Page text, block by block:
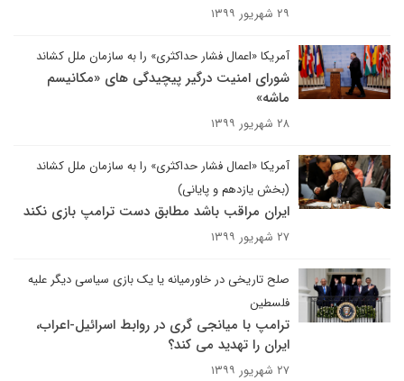
۲۹ شهریور ۱۳۹۹
آمریکا «اعمال فشار حداکثری» را به سازمان ملل کشاند
شورای امنیت درگیر پیچیدگی های «مکانیسم
ماشه»
۲۸ شهریور ۱۳۹۹
آمریکا «اعمال فشار حداکثری» را به سازمان ملل کشاند
(بخش یازدهم و پایانی)
ایران مراقب باشد مطابق دست ترامپ بازی نکند
۲۷ شهریور ۱۳۹۹
صلح تاریخی در خاورمیانه یا یک بازی سیاسی دیگر علیه
فلسطین
ترامپ با میانجی گری در روابط اسرائیل-اعراب،
ایران را تهدید می کند؟ ​​​​​​​
۲۷ شهریور ۱۳۹۹